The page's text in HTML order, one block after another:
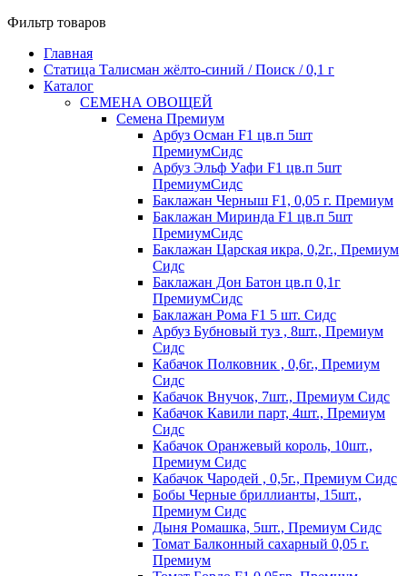
Фильтр товаров
Главная
Статица Талисман жёлто-синий / Поиск / 0,1 г
Каталог
СЕМЕНА ОВОЩЕЙ
Семена Премиум
Арбуз Осман F1 цв.п 5шт
ПремиумСидс
Арбуз Эльф Уафи F1 цв.п 5шт
ПремиумСидс
Баклажан Черныш F1, 0,05 г. Премиум
Баклажан Миринда F1 цв.п 5шт
ПремиумСидс
Баклажан Царская икра, 0,2г., Премиум
Сидс
Баклажан Дон Батон цв.п 0,1г
ПремиумСидс
Баклажан Рома F1 5 шт. Сидс
Арбуз Бубновый туз , 8шт., Премиум
Сидс
Кабачок Полковник , 0,6г., Премиум
Сидс
Кабачок Внучок, 7шт., Премиум Сидс
Кабачок Кавили парт, 4шт., Премиум
Сидс
Кабачок Оранжевый король, 10шт.,
Премиум Сидс
Кабачок Чародей , 0,5г., Премиум Сидс
Бобы Черные бриллианты, 15шт.,
Премиум Сидс
Дыня Ромашка, 5шт., Премиум Сидс
Томат Бaлкoнный caxapный 0,05 г.
Пpeмиyм